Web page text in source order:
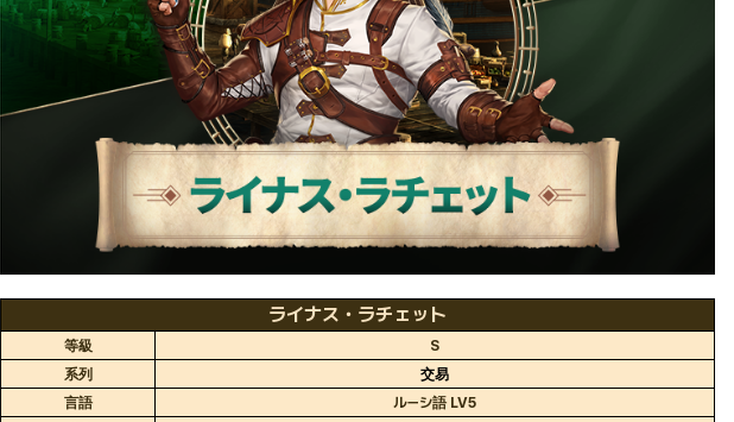
ライナス・ラチェット
等級
S
系列
交易
言語
ルーシ語 LV5